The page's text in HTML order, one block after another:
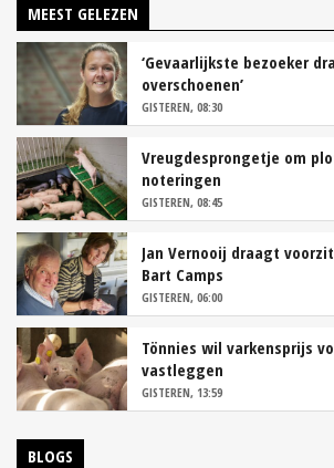
MEEST GELEZEN
‘Gevaarlijkste bezoeker
overschoenen’
GISTEREN, 08:30
Vreugdesprongetje om
noteringen
GISTEREN, 08:45
Jan Vernooij draagt
Bart Camps
GISTEREN, 06:00
Tönnies wil varkensprijs
vastleggen
GISTEREN, 13:59
BLOGS